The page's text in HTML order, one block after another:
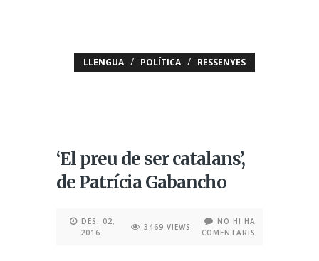
LLENGUA / POLÍTICA / RESSENYES
‘El preu de ser catalans’,
de Patrícia Gabancho
DES. 02,
2016
3469 VIEWS
NO HI HA
COMENTARIS